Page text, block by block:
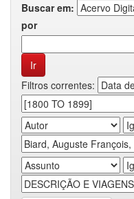
Buscar em:
por
Filtros correntes: